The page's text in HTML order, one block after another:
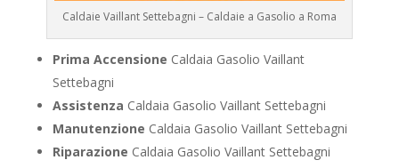
Caldaie Vaillant Settebagni – Caldaie a Gasolio a Roma
Prima Accensione Caldaia Gasolio Vaillant
Settebagni
Assistenza Caldaia Gasolio Vaillant Settebagni
Manutenzione Caldaia Gasolio Vaillant Settebagni
Riparazione Caldaia Gasolio Vaillant Settebagni